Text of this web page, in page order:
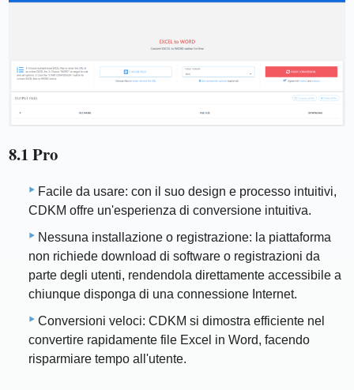
8.1 Pro
Facile da usare: con il suo design e processo intuitivi,
CDKM offre un'esperienza di conversione intuitiva.
Nessuna installazione o registrazione: la piattaforma
non richiede download di software o registrazioni da
parte degli utenti, rendendola direttamente accessibile a
chiunque disponga di una connessione Internet.
Conversioni veloci: CDKM si dimostra efficiente nel
convertire rapidamente file Excel in Word, facendo
risparmiare tempo all'utente.